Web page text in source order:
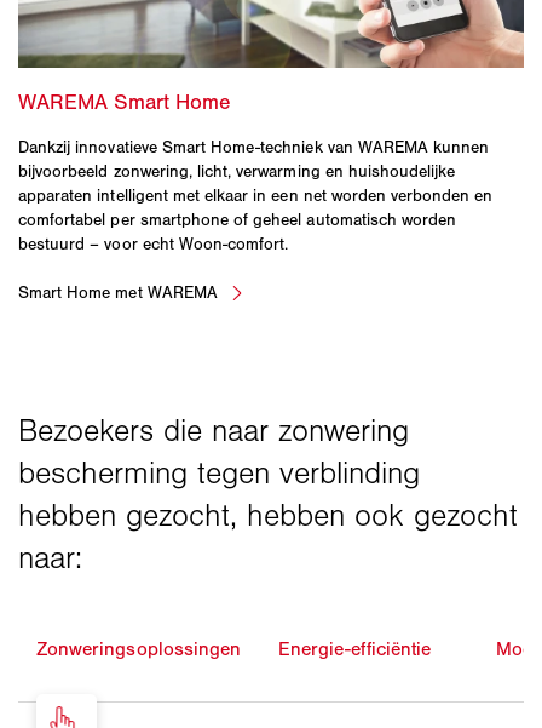
Dankzij innovatieve Smart Home-techniek van WAREMA kunnen
bijvoorbeeld zonwering, licht, verwarming en huishoudelijke
apparaten intelligent met elkaar in een net worden verbonden en
comfortabel per smartphone of geheel automatisch worden
bestuurd – voor echt Woon-comfort.
Zonweringsoplossingen Energie-efficiëntie